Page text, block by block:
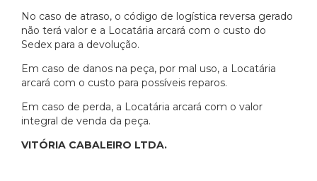
No caso de atraso, o código de logística reversa gerado
não terá valor e a Locatária arcará com o custo do
Sedex para a devolução.
Em caso de danos na peça, por mal uso, a Locatária
arcará com o custo para possíveis reparos.
Em caso de perda, a Locatária arcará com o valor
integral de venda da peça.
VITÓRIA CABALEIRO LTDA.